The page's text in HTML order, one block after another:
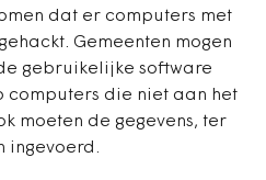
dat er computers met
Gemeenten mogen
gebruikelijke software
die niet aan het
moeten de gegevens, ter
ingevoerd.